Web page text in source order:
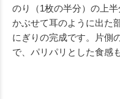
のり（1枚の半分）の上
かぶせて耳のように出た
にぎりの完成です。片側
で、パリパリとした食感